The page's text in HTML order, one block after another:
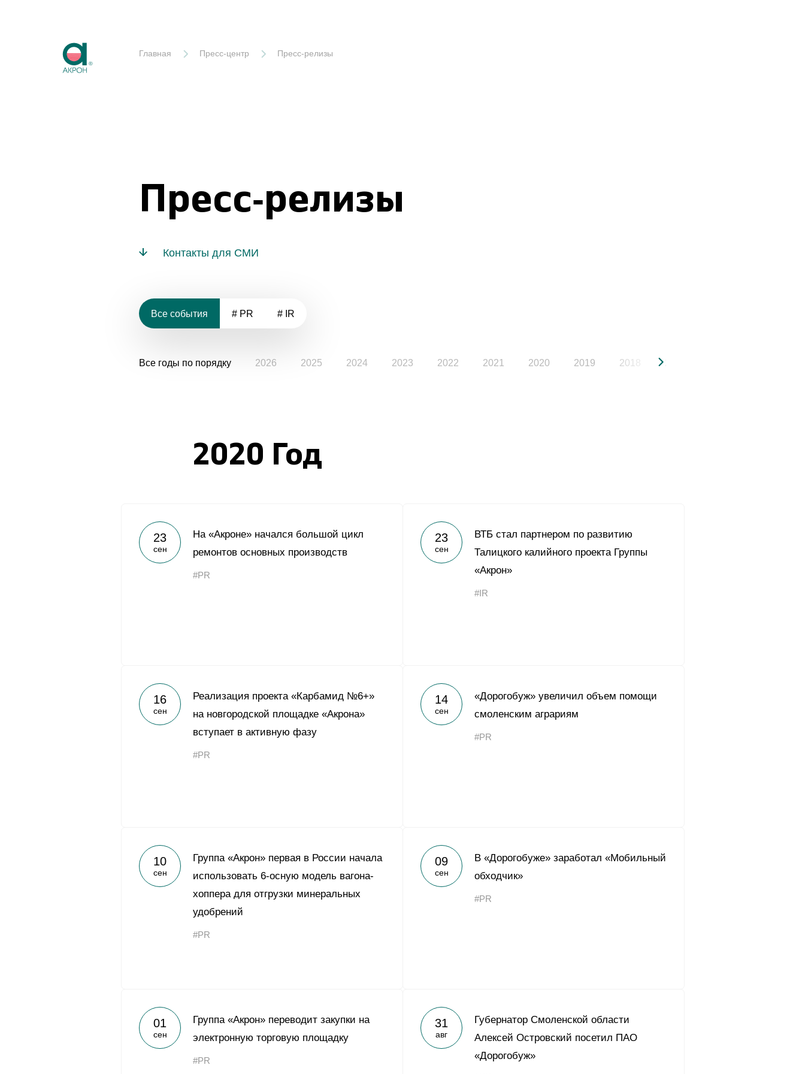
Главная Пресс-центр Пресс-релизы
Пресс-релизы
Контакты для СМИ
Все события # PR # IR
Все годы по порядку 2026 2025 2024 2023 2022 2021 2020 2019 2018
2020 Год
23
сен
На «Акроне» начался большой цикл
ремонтов основных производств
#PR
23
сен
ВТБ стал партнером по развитию
Талицкого калийного проекта Группы
«Акрон»
#IR
16
сен
Реализация проекта «Карбамид №6+»
на новгородской площадке «Акрона»
вступает в активную фазу
#PR
14
сен
«Дорогобуж» увеличил объем помощи
смоленским аграриям
#PR
10
сен
Группа «Акрон» первая в России начала
использовать 6-осную модель вагона-
хоппера для отгрузки минеральных
удобрений
#PR
09
сен
В «Дорогобуже» заработал «Мобильный
обходчик»
#PR
01
сен
Группа «Акрон» переводит закупки на
электронную торговую площадку
#PR
31
авг
Губернатор Смоленской области
Алексей Островский посетил ПАО
«Дорогобуж»